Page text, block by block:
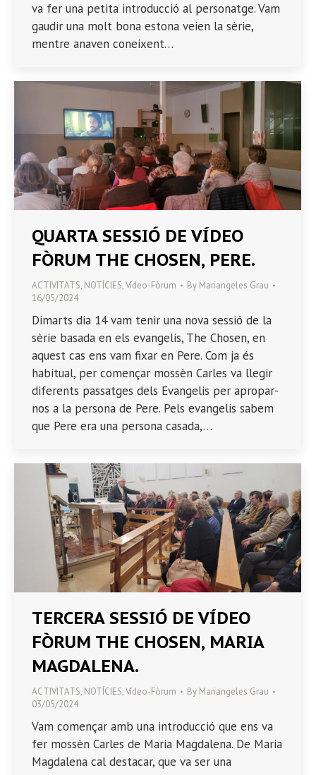
va fer una petita introducció al personatge. Vam
gaudir una molt bona estona veien la sèrie,
mentre anaven coneixent…
QUARTA SESSIÓ DE VÍDEO
FÒRUM THE CHOSEN, PERE.
ACTIVITATS, NOTÍCIES,Vídeo-Fòrum By Mariangeles Grau
16/05/2024
Dimarts dia 14 vam tenir una nova sessió de la
sèrie basada en els evangelis, The Chosen, en
aquest cas ens vam fixar en Pere. Com ja és
habitual, per començar mossèn Carles va llegir
diferents passatges dels Evangelis per apropar-
nos a la persona de Pere. Pels evangelis sabem
que Pere era una persona casada,…
TERCERA SESSIÓ DE VÍDEO
FÒRUM THE CHOSEN, MARIA
MAGDALENA.
ACTIVITATS, NOTÍCIES,Vídeo-Fòrum By Mariangeles Grau
03/05/2024
Vam començar amb una introducció que ens va
fer mossèn Carles de Maria Magdalena. De Maria
Magdalena cal destacar, que va ser una